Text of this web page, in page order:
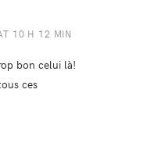
10 H 12 MIN
bon celui là!
ces